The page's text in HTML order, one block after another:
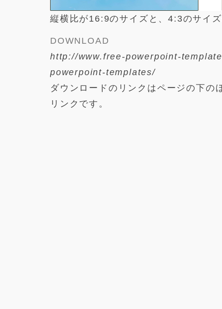
縦横比が16:9のサイズと、4:3のサイ
DOWNLOAD
http://www.free-powerpoint-
powerpoint-templates/
ダウンロードのリンクはページの下
リンクです。